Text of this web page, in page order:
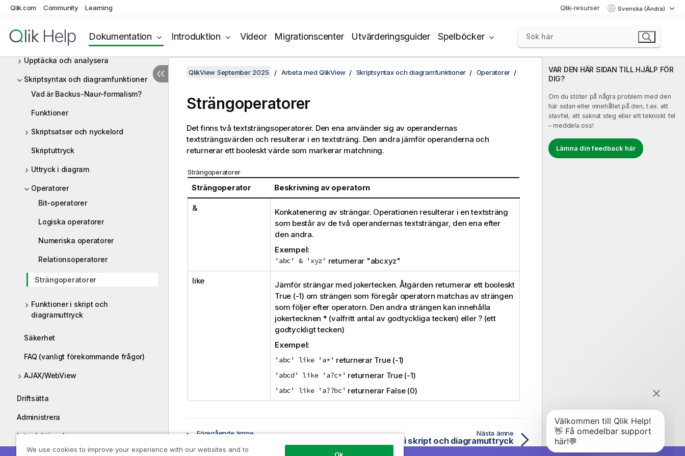
Qlik.com Community Learning Qlik-resurser Svenska (Ändra)
Dokumentation Introduktion Videor Migrationscenter Utvärderingsguider Spelböcker
Arbeta med QlikView
Skapa dokument och diagram
Upptäcka och analysera
Skriptsyntax och diagramfunktioner
Vad är Backus-Naur-formalism?
Funktioner
Skriptsatser och nyckelord
Skriptuttryck
Uttryck i diagram
Operatorer
Bit-operatorer
Logiska operatorer
Numeriska operatorer
Relationsoperatorer
Strängoperatorer
Funktioner i skript och
diagramuttryck
Säkerhet
FAQ (vanligt förekommande frågor)
AJAX/WebView
Driftsätta
Administrera
Introduktionskurser
VAR DEN HÄR SIDAN TILL HJÄLP FÖR
DIG?
Om du stöter på några problem med den
här sidan eller innehållet på den, t.ex. ett
stavfel, ett saknat steg eller ett tekniskt fel
– meddela oss!
Lämna din feedback här
QlikView September 2025 Arbeta med QlikView Skriptsyntax och diagramfunktioner Operatorer
Strängoperatorer
Det finns två textsträngsoperatorer. Den ena använder sig av operandernas
textsträngsvärden och resulterar i en textsträng. Den andra jämför operanderna och
returnerar ett booleskt värde som markerar matchning.
Strängoperatorer
Strängoperator Beskrivning av operatorn
&
Konkatenering av strängar. Operationen resulterar i en textsträng
som består av de två operandernas textsträngar, den ena efter
den andra.
Exempel:
'abc' & 'xyz' returnerar "abcxyz"
like
Jämför strängar med jokertecken. Åtgärden returnerar ett booleskt
True (-1) om strängen som föregår operatorn matchas av strängen
som följer efter operatorn. Den andra strängen kan innehålla
jokertecknen * (valfritt antal av godtyckliga tecken) eller ? (ett
godtyckligt tecken)
Exempel:
'abc' like 'a*' returnerar True(-1)
'abcd' like 'a?c*' returnerar True(-1)
'abc' like 'a??bc' returnerar False(0)
Föregående ämne Nästa ämne
Funktioner i skript och diagramuttryck
We use cookies to improve your experience with our websites and to